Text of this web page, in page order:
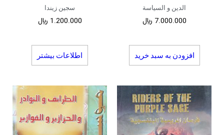
الدین و السیاسة
7.000.000 ﷼
افزودن به سبد خرید
سجین زیندا
1.200.000 ﷼
اطلاعات بیشتر